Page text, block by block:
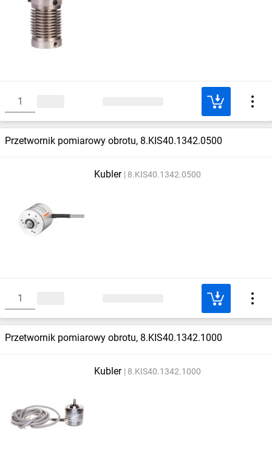
Przetwornik pomiarowy obrotu, 8.KIS40.1342.0500
Kubler 8.KIS40.1342.0500
Przetwornik pomiarowy obrotu, 8.KIS40.1342.1000
Kubler 8.KIS40.1342.1000